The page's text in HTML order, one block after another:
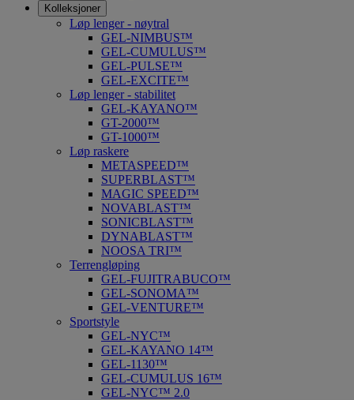
Kolleksjoner
Løp lenger - nøytral
GEL-NIMBUS™
GEL-CUMULUS™
GEL-PULSE™
GEL-EXCITE™
Løp lenger - stabilitet
GEL-KAYANO™
GT-2000™
GT-1000™
Løp raskere
METASPEED™
SUPERBLAST™
MAGIC SPEED™
NOVABLAST™
SONICBLAST™
DYNABLAST™
NOOSA TRI™
Terrengløping
GEL-FUJITRABUCO™
GEL-SONOMA™
GEL-VENTURE™
Sportstyle
GEL-NYC™
GEL-KAYANO 14™
GEL-1130™
GEL-CUMULUS 16™
GEL-NYC™ 2.0